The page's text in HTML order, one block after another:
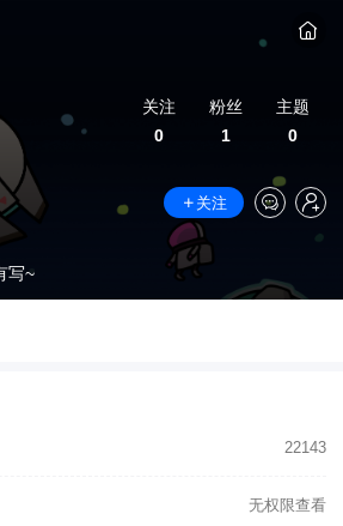
关注
0
粉丝
1
主题
0
关注
写~
22143
无权限查看